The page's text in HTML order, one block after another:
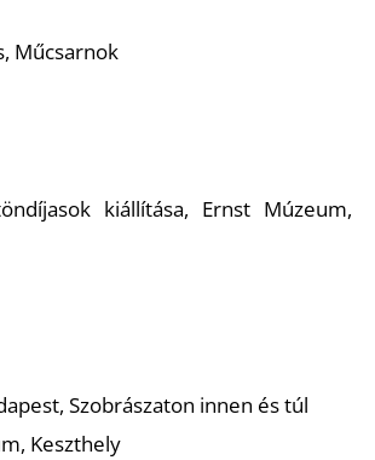
Műcsarnok
kiállítása, Ernst Múzeum,
Szobrászaton innen és túl
Keszthely